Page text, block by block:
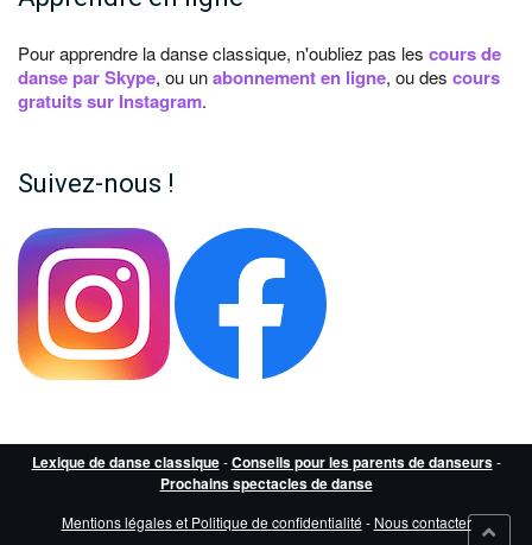
Pour apprendre la danse classique, n'oubliez pas les cours de
danse par Skype, ou unabonnement en ligne, ou des cours
gratuits sur Instagram.
Suivez-nous !
Lexique de danse classique-Conseils pour les parents de danseurs-
Prochains spectacles de danse
Mentions légales et Politique de confidentialité - Nous contacter